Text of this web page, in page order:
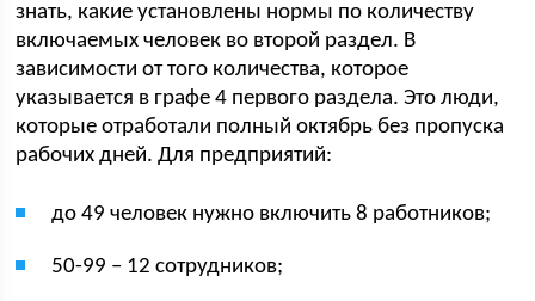
знать, какие установлены нормы по количеству
включаемых человек во второй раздел. В
зависимости от того количества, которое
указывается в графе 4 первого раздела. Это люди,
которые отработали полный октябрь без пропуска
рабочих дней. Для предприятий:
до 49 человек нужно включить 8 работников;
50-99 – 12 сотрудников;